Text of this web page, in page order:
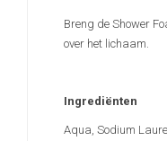
Breng de Shower
over het lichaam.
Ingrediënten
Aqua, Sodium